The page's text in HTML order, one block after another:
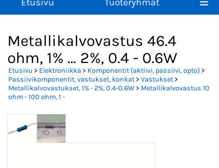
Metallikalvovastus 46.4
ohm, 1% ... 2%, 0.4 - 0.6W
Etusivu > Elektroniikka > Komponentit (aktiivi, passiivi, opto) >
Passiivikomponentit, vastukset, konkat> Vastukset>
Metallikalvovastukset, 1% - 2%, 0.4-0.6W> Metallikalvovastus 10
ohm - 100 ohm, 1 -